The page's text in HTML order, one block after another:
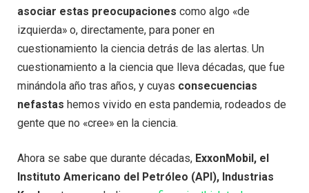
asociar estas preocupaciones como algo «de
izquierda» o, directamente, para poner en
cuestionamiento la ciencia detrás de las alertas. Un
cuestionamiento a la ciencia que lleva décadas, que fue
minándola año tras años, y cuyas consecuencias
nefastas hemos vivido en esta pandemia, rodeados de
gente que no «cree» en la ciencia.
Ahora se sabe que durante décadas, ExxonMobil, el
Instituto Americano del Petróleo (API), Industrias